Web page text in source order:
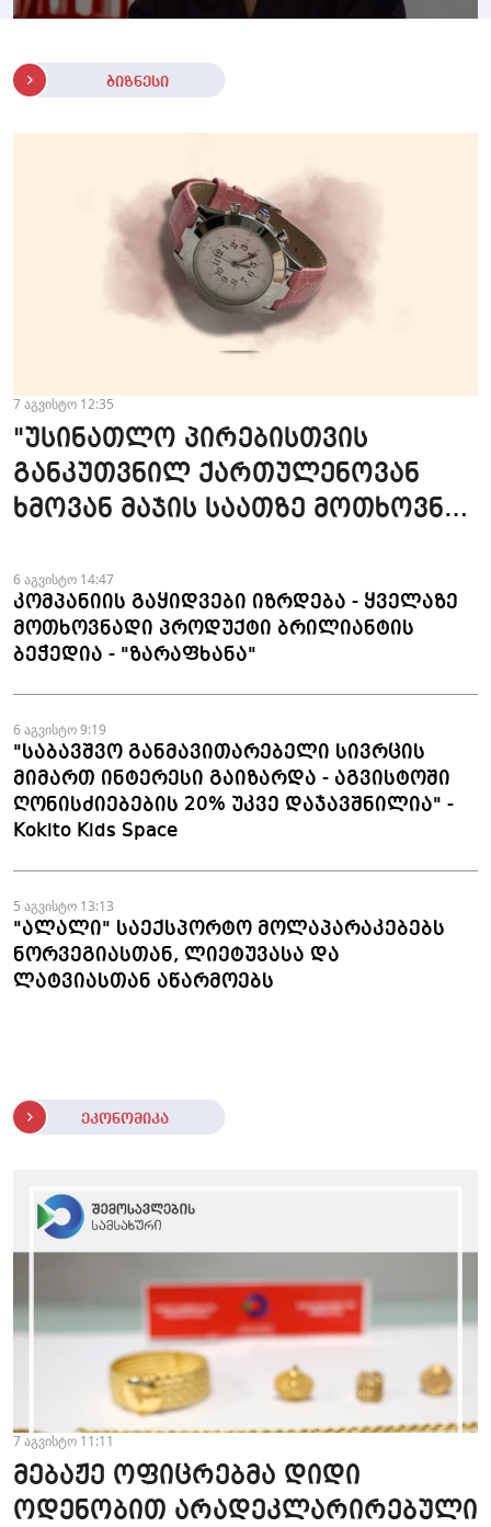
ბიზნესი
7 აგვისტო 12:35
"უსინათლო პირებისთვის
განკუთვნილ ქართულენოვან
ხმოვან მაჯის საათზე მოთხოვნა
6 აგვისტო 14:47
კომპანიის გაყიდვები იზრდება - ყველაზე
მოთხოვნადი პროდუქტი ბრილიანტის
ბეჭედია - "ზარაფხანა"
6 აგვისტო 9:19
"საბავშვო განმავითარებელი სივრცის
მიმართ ინტერესი გაიზარდა - აგვისტოში
ღონისძიებების 20% უკვე დაჯავშნილია" -
Kokito Kids Space
5 აგვისტო 13:13
"ალალი" საექსპორტო მოლაპარაკებებს
ნორვეგიასთან, ლიეტუვასა და
ლატვიასთან აწარმოებს
ეკონომიკა
7 აგვისტო 11:11
მებაჟე ოფიცრებმა დიდი
ოდენობით არადეკლარირებული